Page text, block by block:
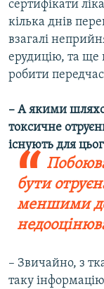
сертифікати
кілька днів
взагалі
ерудицію, та ще
робити
– А якими
токсичне
існують для
бути
меншими
– Звичайно, з
таку